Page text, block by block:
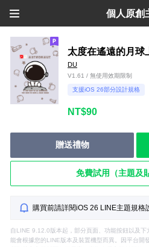
個人原創
太度在遙遠的月球
DU
V1.61 / 無使用效期限制
支援iOS 26部分設計規格
NT$90
贈送禮物
免費試用（主題及
購買前請詳閱iOS 26 LINE主題規格
自LINE 9.12.0版本起，部分頁面、功能按鈕以及
能會根據您的LINE版本及裝置機型而異。因平台開